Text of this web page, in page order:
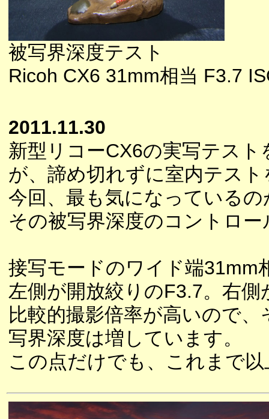
被写界深度テスト
Ricoh CX6 31mm相当 F3.7
2011.11.30
新型リコーCX6の実写テス
が、諦め切れずに室内テス
今回、最も気になっている
その被写界深度のコントロ
接写モードのワイド端31mm
左側が開放絞りのF3.7。右
比較的撮影倍率が高いので
写界深度は増しています。
この点だけでも、これまで